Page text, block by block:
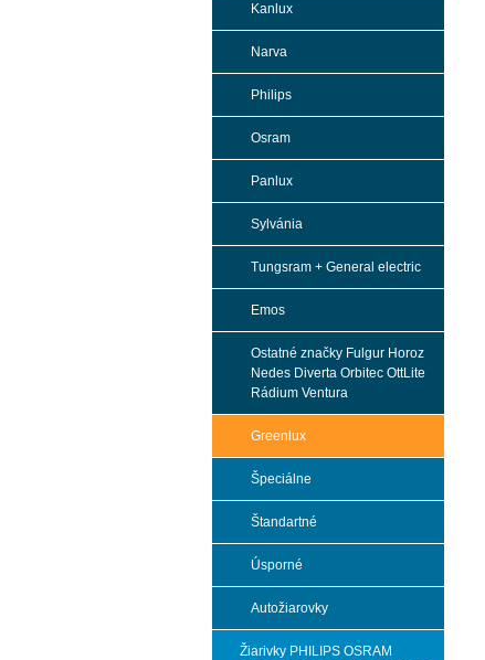
Kanlux
Narva
Philips
Osram
Panlux
Sylvánia
Tungsram + General electric
Emos
Ostatné značky Fulgur Horoz
Nedes Diverta Orbitec OttLite
Rádium Ventura
Greenlux
Špeciálne
Štandartné
Úsporné
Autožiarovky
Žiarivky PHILIPS OSRAM